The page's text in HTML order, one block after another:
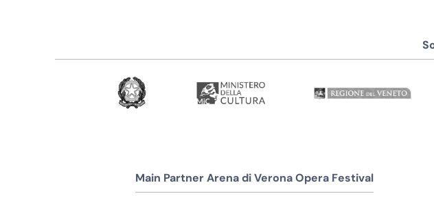
Main Partner Arena di Verona Opera Festival